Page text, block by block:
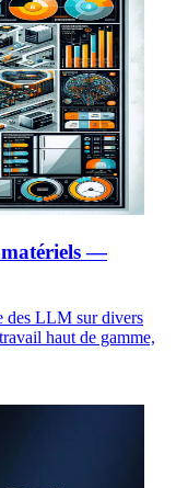
—
des LLM sur divers
haut de gamme,